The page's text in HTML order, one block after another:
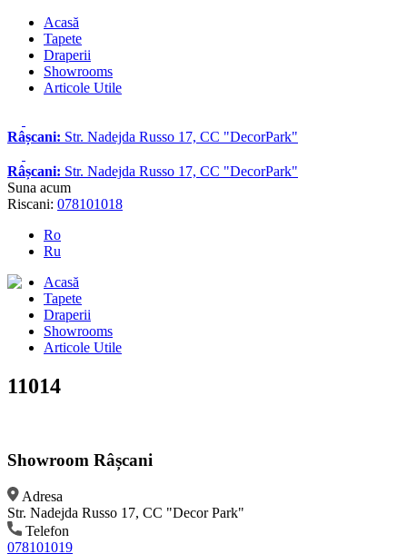
Acasă
Tapete
Draperii
Showrooms
Articole Utile
Râșcani: Str. Nadejda Russo 17, CC "DecorPark"
Râșcani: Str. Nadejda Russo 17, CC "DecorPark"
Suna acum
Riscani: 078101018
Ro
Ru
Acasă
Tapete
Draperii
Showrooms
Articole Utile
11014
Showroom Râșcani
Adresa
Str. Nadejda Russo 17, CC "Decor Park"
Telefon
078101019